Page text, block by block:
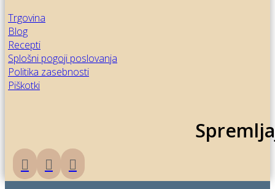
Trgovina
Blog
Recepti
Splošni pogoji poslovanja
Politika zasebnosti
Piškotki